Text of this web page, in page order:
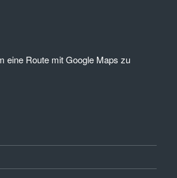
eine Route mit Google Maps zu